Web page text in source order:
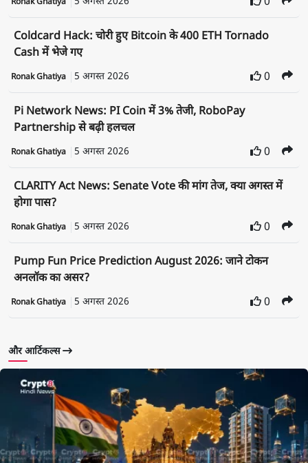
Coldcard Hack: चोरी हुए Bitcoin के 400 ETH Tornado
Cash में भेजे गए
Ronak Ghatiya 5 अगस्त 2026 0
Pi Network News: PI Coin में 3% तेजी, RoboPay
Partnership से बढ़ी हलचल
Ronak Ghatiya 5 अगस्त 2026 0
CLARITY Act News: Senate Vote की मांग तेज, क्या अगस्त में
होगा पास?
Ronak Ghatiya 5 अगस्त 2026 0
Pump Fun Price Prediction August 2026: जाने टोकन
अनलॉक का असर?
Ronak Ghatiya 5 अगस्त 2026 0
और आर्टिकल्स